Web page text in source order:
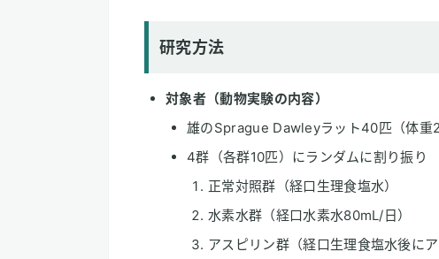
研究方法
対象者（動物実験の内容）
雄のSprague Dawleyラット40匹（体重
4群（各群10匹）にランダムに割り振り
正常対照群（経口生理食塩水）
水素水群（経口水素水80mL/日）
アスピリン群（経口生理食塩水後に